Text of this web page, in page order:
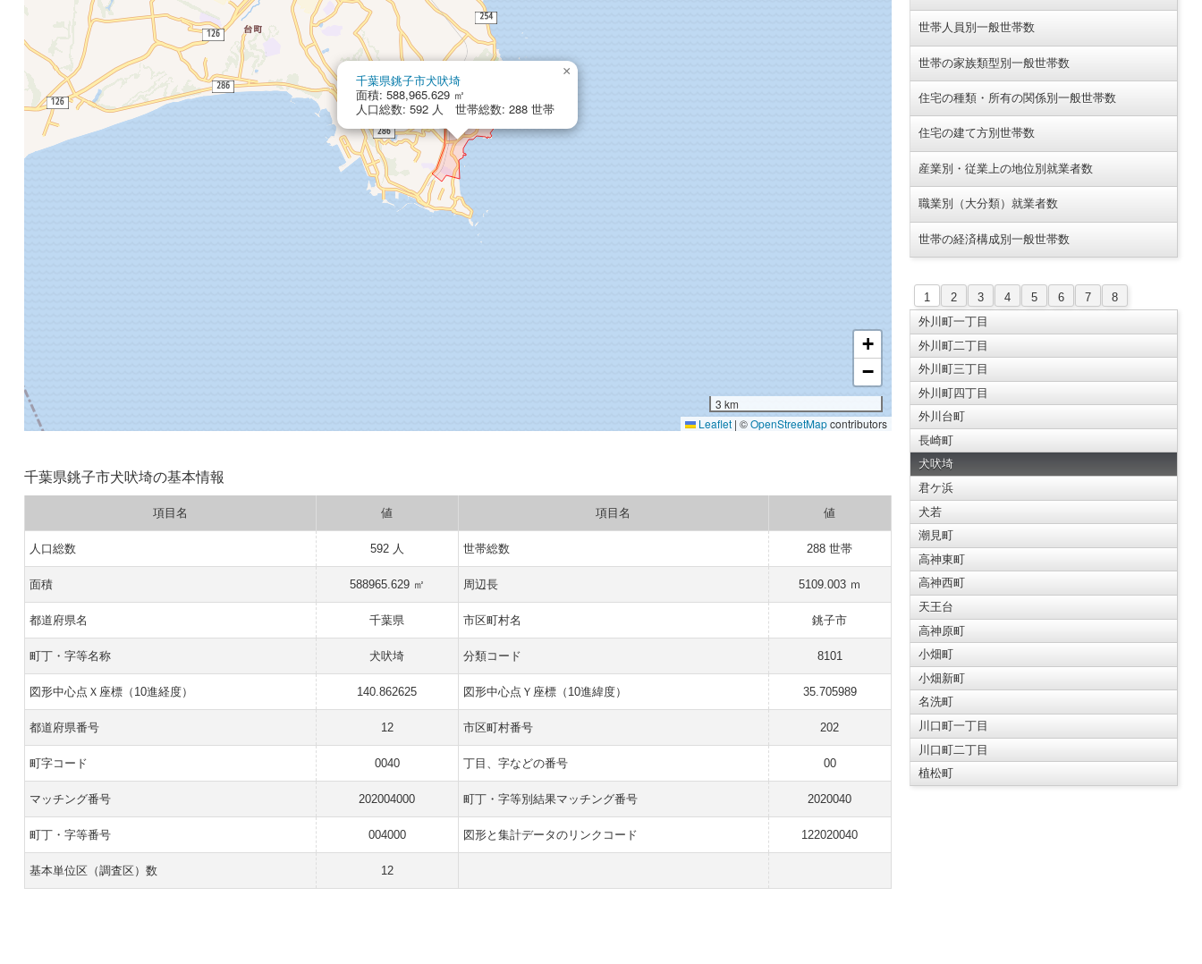
千葉県銚子市犬吠埼
面積: 588,965.629 ㎡
人口総数: 592 人 世帯総数: 288 世帯
×
+
−
3 km
Leaflet | ©OpenStreetMapcontributors
千葉県銚子市犬吠埼の基本情報
項目名 値 項目名 値
人口総数 592 人 世帯総数 288 世帯
面積 588965.629 ㎡ 周辺長 5109.003 ｍ
都道府県名 千葉県 市区町村名 銚子市
町丁・字等名称 犬吠埼 分類コード 8101
図形中心点Ｘ座標（10進経度） 140.862625 図形中心点Ｙ座標（10進緯度） 35.705989
都道府県番号 12 市区町村番号 202
町字コード 0040 丁目、字などの番号 00
マッチング番号 202004000 町丁・字等別結果マッチング番号 2020040
町丁・字等番号 004000 図形と集計データのリンクコード 122020040
基本単位区（調査区）数 12
世帯人員別一般世帯数
世帯の家族類型別一般世帯数
住宅の種類・所有の関係別一般世帯数
住宅の建て方別世帯数
産業別・従業上の地位別就業者数
職業別（大分類）就業者数
世帯の経済構成別一般世帯数
1 2 3 4 5 6 7
8
外川町一丁目
外川町二丁目
外川町三丁目
外川町四丁目
外川台町
長崎町
犬吠埼
君ケ浜
犬若
潮見町
高神東町
高神西町
天王台
高神原町
小畑町
小畑新町
名洗町
川口町一丁目
川口町二丁目
植松町